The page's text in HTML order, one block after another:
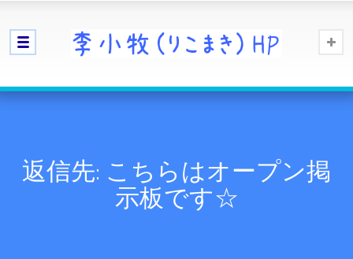
返信先: こちらはオープン掲
示板です☆